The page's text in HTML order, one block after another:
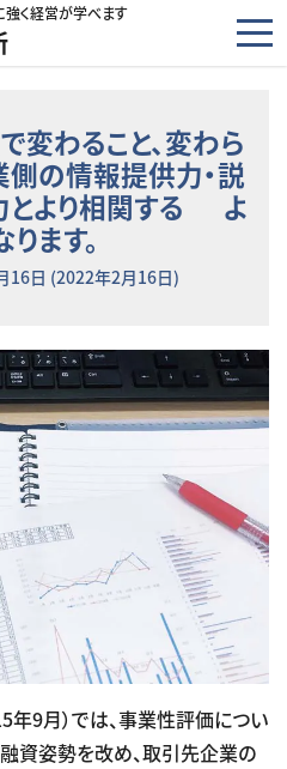
く経営が学べます
変わること、変わら
側の情報提供力・説
とより相関する よ
ます。
16日 (2022年2月16日)
9月）では、事業性評価につい
資姿勢を改め、取引先企業の